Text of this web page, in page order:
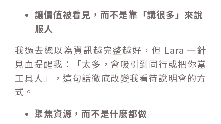
讓價值被看見，而不是靠「講很多」來說
服人
我過去總以為資訊越完整越好，但 Lara 一針
見血提醒我：「太多，會吸引到同行或把你當
工具人」，這句話徹底改變我看待說明會的方
式。
聚焦資源，而不是什麼都做